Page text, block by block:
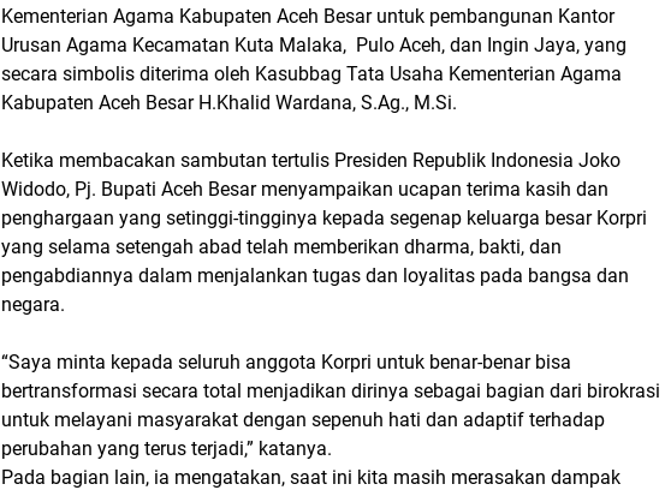
Kementerian Agama Kabupaten Aceh Besar untuk pembangunan Kantor
Urusan Agama Kecamatan Kuta Malaka, Pulo Aceh, dan Ingin Jaya, yang
secara simbolis diterima oleh Kasubbag Tata Usaha Kementerian Agama
Kabupaten Aceh Besar H.Khalid Wardana, S.Ag., M.Si.
Ketika membacakan sambutan tertulis Presiden Republik Indonesia Joko
Widodo, Pj. Bupati Aceh Besar menyampaikan ucapan terima kasih dan
penghargaan yang setinggi-tingginya kepada segenap keluarga besar Korpri
yang selama setengah abad telah memberikan dharma, bakti, dan
pengabdiannya dalam menjalankan tugas dan loyalitas pada bangsa dan
negara.
“Saya minta kepada seluruh anggota Korpri untuk benar-benar bisa
bertransformasi secara total menjadikan dirinya sebagai bagian dari birokrasi
untuk melayani masyarakat dengan sepenuh hati dan adaptif terhadap
perubahan yang terus terjadi,” katanya.
Pada bagian lain, ia mengatakan, saat ini kita masih merasakan dampak